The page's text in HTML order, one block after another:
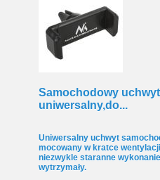
Samochodowy
uniwersalny,do...
Uniwersalny uchwyt
mocowany w kratce
niezwykle staranne
wytrzymały.